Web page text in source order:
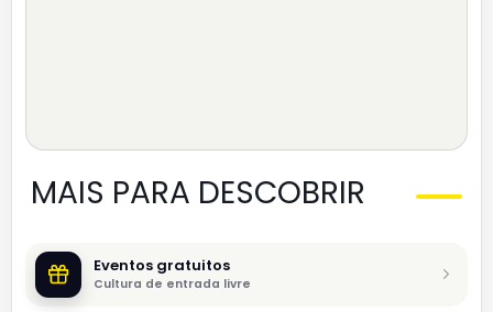
MAIS PARA DESCOBRIR
Eventos gratuitos
Cultura de entrada livre